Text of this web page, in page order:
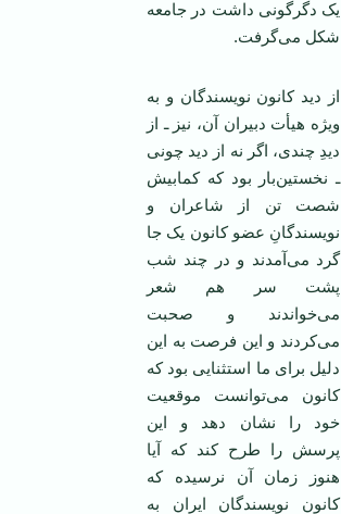
یک دگرگونی داشت در جامعه
شکل می‌گرفت.
از دید کانون نویسندگان و به
ویژه هیأت دبیران آن، نیز ـ از
دیدِ چندی، اگر نه از دید چونی
ـ نخستین‌بار بود که کمابیش
شصت تن از شاعران و
نویسندگانِ عضو کانون یک جا
گرد می‌آمدند و در چند شب
پشت سر هم شعر
می‌خواندند و صحبت
می‌کردند و این فرصت به این
دلیل برای ما استثنایی بود که
کانون می‌توانست موقعیت
خود را نشان دهد و این
پرسش را طرح کند که آیا
هنوز زمان آن نرسیده که
کانون نویسندگان ایران به